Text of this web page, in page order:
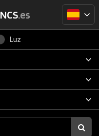
NCS.es
Luz